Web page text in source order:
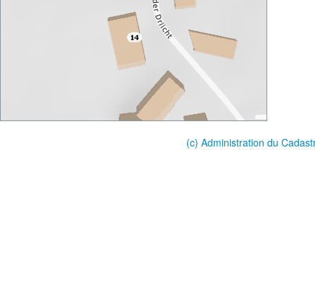
(c) Administration du